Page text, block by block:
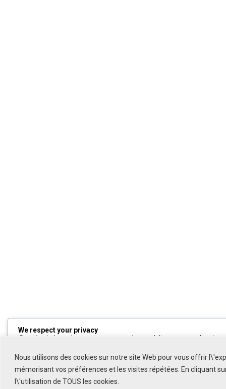
Nous utilisons des cookies sur notre site Web pour vous offrir
mémorisant vos préférences et les visites répétées. En cliquant
l\'utilisation de TOUS les cookies.
We respect your privacy
Cookies help us improve your experience, deliver personalized
Allto decline non-essential cookies.